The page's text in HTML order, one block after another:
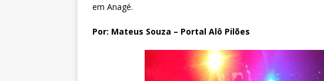
em Anagé.
Por: Mateus Souza – Portal Alô Pilões